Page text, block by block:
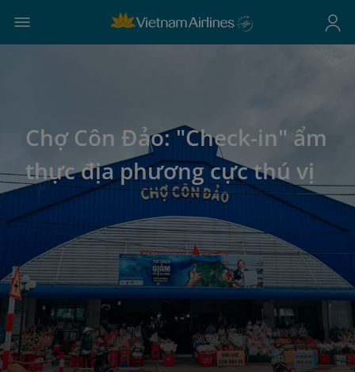
Chợ Côn Đảo: "Check-in" ẩm
thực địa phương cực thú vị